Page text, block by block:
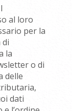
al loro
per la
di
la
o di
delle
dati